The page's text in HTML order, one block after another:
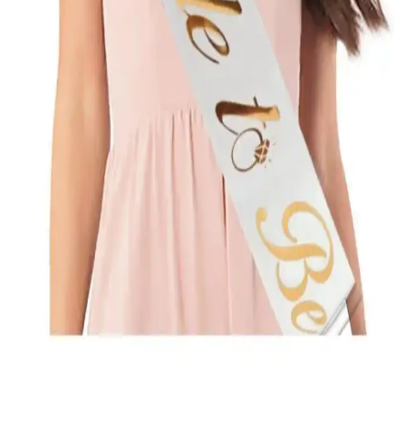
Huzur Party Store Bekarlığa Veda Ürünleri
Karşılaştırması ve Seçim Rehberi
Huzur Party Store'un bekarlığa veda ürünleri olan gelin kuşağı ve
taçlarını detaylı karşılaştırıyoruz. Her iki ürünün özellikleri, kullanıcı
yorumları ve seçim ipuçlarıyla en uygun aksesuarı bulun.
Huzur Party Store Bekarlığa Veda Ürünleri
Karşılaştırması ve Tavsiyeleri
Bu makalede, Huzur Party Store'un 'Bride To Be' yazılı kuşağı ve
'Bride' metal tacını karşılaştırarak, etkinliğinize en uygun aksesuarı
seçmenize yardımcı oluyoruz.
Gelin ve damat takı kuşakları karşılaştırması:
Kırmızı ve sade modellerin özellikleri
İki farklı gelin ve damat takı kuşağı modeli arasında detaylı
karşılaştırma. Kırmızı ve sade tasarımların özellikleri, kullanıcı